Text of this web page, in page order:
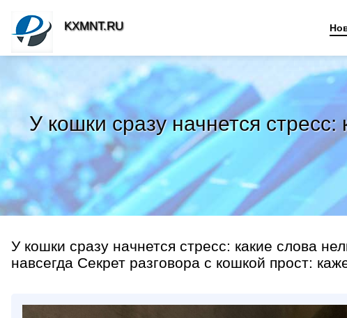
У кошки сразу начнется
У кошки сразу начнется стресс: какие слова
навсегда Секрет разговора с кошкой прост:
KXMNT.RU